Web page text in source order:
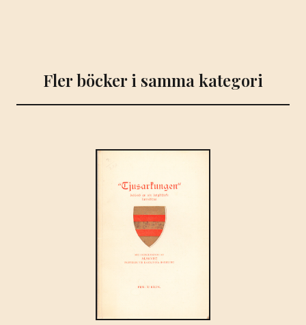
Fler böcker i samma kategori